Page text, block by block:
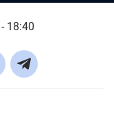
18:40